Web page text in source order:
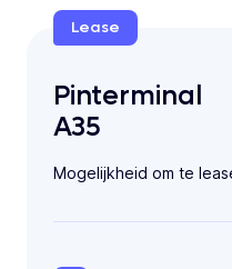
Lease
Pinterminal
A35
Mogelijkheid om te